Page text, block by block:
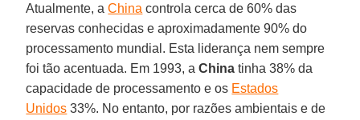
Atualmente, aChina controla cerca de 60% das
reservas conhecidas e aproximadamente 90% do
processamento mundial. Esta liderança nem sempre
foi tão acentuada. Em 1993, aChina tinha 38% da
capacidade de processamento e os Estados
Unidos 33%. No entanto, por razões ambientais e de